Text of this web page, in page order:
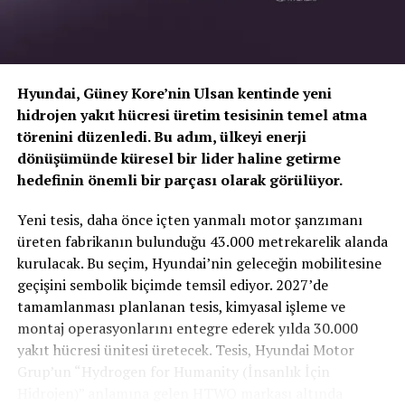
Sport ile Yere Basıyor
Türkiye’nin otomobiliTOGG T10Xgibi yüksek tork
değerlerine sahip elektrikli araçlarda, lastiğin zemine
tutunma kabiliyeti çok daha kritiktir.E-carturkiyeekibi
olarak bizzat deneyimlediğimizPetlas Snowmaster 2
Sport, performans odaklı yapısıyla elektrikli araçların
Hyundai, Güney Kore’nin Ulsan kentinde yeni
hidrojen yakıt hücresi üretim tesisinin temel atma
törenini düzenledi. Bu adım, ülkeyi enerji
dönüşümünde küresel bir lider haline getirme
hedefinin önemli bir parçası olarak görülüyor.
Yeni tesis, daha önce içten yanmalı motor şanzımanı
üreten fabrikanın bulunduğu 43.000 metrekarelik alanda
kurulacak. Bu seçim, Hyundai’nin geleceğin mobilitesine
geçişini sembolik biçimde temsil ediyor. 2027’de
tamamlanması planlanan tesis, kimyasal işleme ve
montaj operasyonlarını entegre ederek yılda 30.000
yakıt hücresi ünitesi üretecek. Tesis, Hyundai Motor
Grup’un “Hydrogen for Humanity (İnsanlık İçin